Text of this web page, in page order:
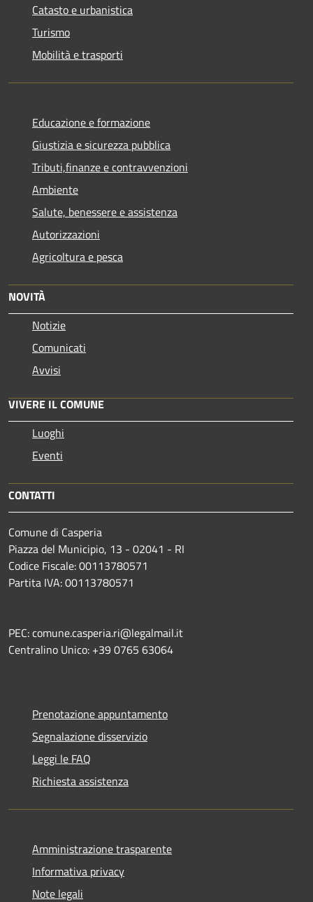
Catasto e urbanistica
Turismo
Mobilità e trasporti
Educazione e formazione
Giustizia e sicurezza pubblica
Tributi,finanze e contravvenzioni
Ambiente
Salute, benessere e assistenza
Autorizzazioni
Agricoltura e pesca
NOVITÀ
Notizie
Comunicati
Avvisi
VIVERE IL COMUNE
Luoghi
Eventi
CONTATTI
Comune di Casperia
Piazza del Municipio, 13 - 02041 - RI
Codice Fiscale: 00113780571
Partita IVA: 00113780571
PEC: comune.casperia.ri@legalmail.it
Centralino Unico: +39 0765 63064
Prenotazione appuntamento
Segnalazione disservizio
Leggi le FAQ
Richiesta assistenza
Amministrazione trasparente
Informativa privacy
Note legali